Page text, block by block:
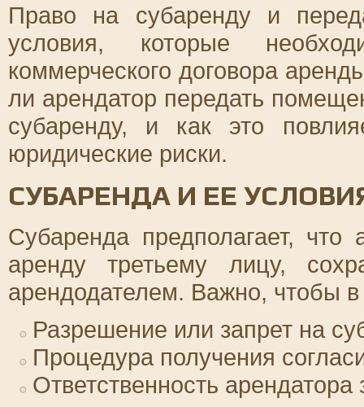
Право на субаренду и
условия, которые
коммерческого договора
ли арендатор передать
субаренду, и как это
юридические риски.
СУБАРЕНДА И ЕЕ
Субаренда предполагает,
аренду третьему лицу,
арендодателем. Важно, чтобы
Разрешение или запрет на
Процедура получения
Ответственность